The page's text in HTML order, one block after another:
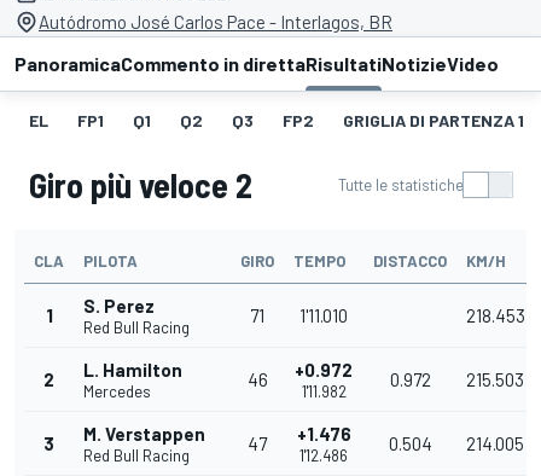
Autódromo José Carlos Pace - Interlagos, BR
PanoramicaCommento in direttaRisultatiNotizieVideo
EL FP1 Q1 Q2 Q3 FP2 GRIGLIA DI PARTENZA 1
Giro più veloce 2 Tutte le statistiche
CLA PILOTA GIRO TEMPO DISTACCO KM/H
1 S. Perez
Red Bull Racing
71 1'11.010 218.453
2 L. Hamilton
Mercedes
46 +0.972
1'11.982
0.972 215.503
3 M. Verstappen
Red Bull Racing
47 +1.476
1'12.486
0.504 214.005